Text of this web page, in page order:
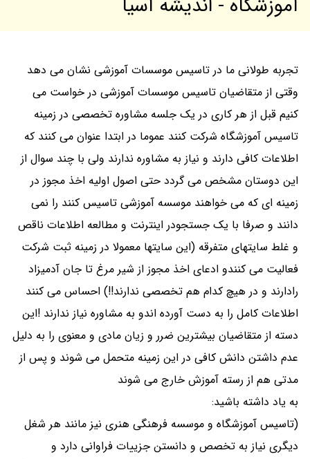
آموزشگاه - اندیشه آسیا
تجربه طولانی ما در تاسیس موسسات آموزشی نشان می دهد
وقتی از متقاضیان تاسیس موسسات آموزشی در خواست می
کنیم قبل از هر کاری در یک جلسه مشاوره تخصصی در زمینه
تاسیس آموزشگاه شرکت کنند عموما در ابتدا عنوان می کنند که
اطلاعات کافی دارند و نیاز به مشاوره ندارند ولی با چند سوال از
این دوستان مشخص می گردد حتی اصول اولیه اخذ مجوز در
زمینه ای که می خواهند موسسه آموزشی تاسیس کنند را نمی
دانند و صرفا با یک جستجودر اینترنت و مطالعه اطلاعات ناقص
و غلط سایتهای متفرقه (این سایتها معمولا در زمینه ثبت شرکت
فعالیت می کنندو ادعای اخذ مجوز از شیر مرغ تا جان آدمیزاد
رادارند و در هیچ کدام هم تخصصی ندارند!!) احساس می کنند
اطلاعات کامل را به دست آورده اندو به مشاوره نیاز ندارند !این
دسته از متقاضیان بیشترین ضرر و زیان مادی و معنوی را به دلیل
عدم داشتن دانش کافی در این زمینه متحمل می شوند و پس از
مدتی هم از رسته آموزش خارج می شوند
به یاد داشته باشید:
(تاسیس آموزشگاه و موسسه فرهنگی هنری نیز مانند هر شغل
دیگری نیاز به تخصص و دانستن جزییات فراوانی دارد و